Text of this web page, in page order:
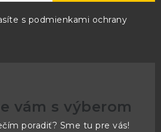
s podmienkami ochrany
vám s výberom
poradiť? Sme tu pre vás!